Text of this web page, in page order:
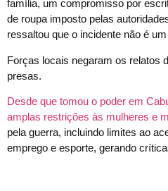
família, um compromisso por
de roupa imposto pelas
ressaltou que o incidente não é
Forças locais negaram os relatos
presas.
Desde que tomou o poder em
amplas restrições às mulheres e
pela guerra, incluindo limites ao
emprego e esporte, gerando